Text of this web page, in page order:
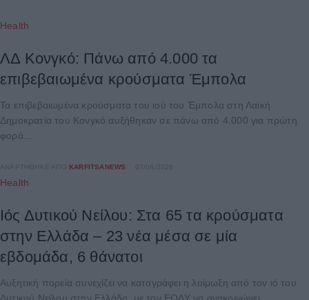
Health
ΛΔ Κονγκό: Πάνω από 4.000 τα
επιβεβαιωμένα κρούσματα Έμπολα
Τα επιβεβαιωμένα κρούσματα του ιού του Έμπολα στη Λαϊκή
Δημοκρατία του Κονγκό αυξήθηκαν σε πάνω από 4.000 για πρώτη
φορά...
ΑΝΑΡΤΉΘΗΚΕ ΑΠΌ KARFITSANEWS
Health
Ιός Δυτικού Νείλου: Στα 65 τα κρούσματα
στην Ελλάδα – 23 νέα μέσα σε μία
εβδομάδα, 6 θάνατοι
Αυξητική πορεία συνεχίζει να καταγράφει η λοίμωξη από τον ιό του